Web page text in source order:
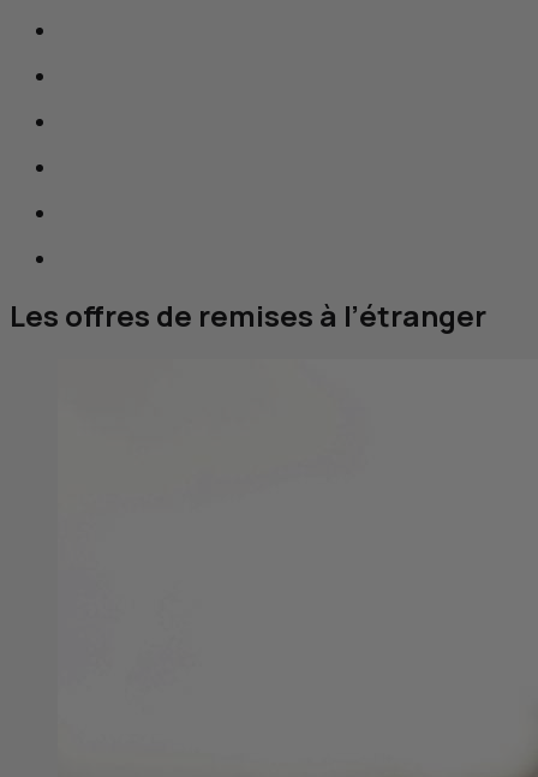
Les offres de remises à l’étranger